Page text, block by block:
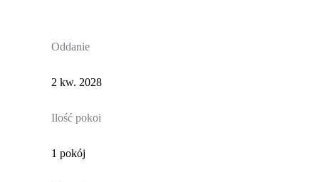
Oddanie
2 kw. 2028
Ilość pokoi
1 pokój